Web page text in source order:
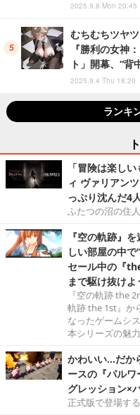
2025.9.8 Mon 20:45
むちむちツヤ
『勝利の女神
ト」開幕、“背
2025.9.4 Thu 18:20
ランキ
「冒険は楽し
ィ ヴァリアン
っぷり沈んだ4
ふたつの沼の住
『空の軌跡』
しい部屋の中
セール中の『
まで駆け抜けよ
『空の軌跡 the
軌跡 the 1st』か
なったゲームシ
本シリーズの魅
かわいい…だか
ースの『パル
グレッション×
正式版で登場す